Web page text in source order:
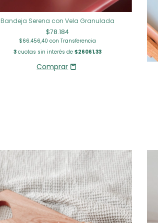
Bandeja Serena con Vela Granulada
$78.184
$66.456,40 con Transferencia
3cuotas sin interés de $26061,33